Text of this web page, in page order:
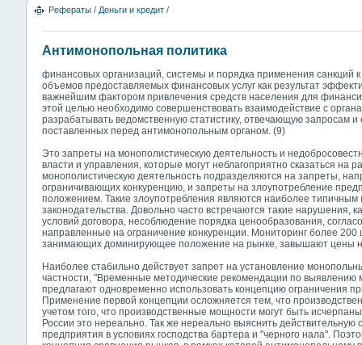
Рефераты / Деньги и кредит /
Антимонопольная политика
финансовых организаций, системы и порядка применения санкций
объемов предоставляемых финансовых услуг как результат
важнейшим фактором привлечения средств населения для
этой целью необходимо совершенствовать взаимодействие с
разрабатывать ведомственную статистику, отвечающую запросам
поставленных перед антимонопольным органом. (9)
Это запреты на монополистическую деятельность и
власти и управления, которые могут неблагоприятно сказаться на
монополистическую деятельность подразделяются на запреты,
ограничивающих конкуренцию, и запреты на злоупотребление
положением. Такие злоупотребления являются наиболее
законодательства. Довольно часто встречаются такие нарушения,
условий договора, несоблюдение порядка ценообразования,
направленные на ограничение конкуренции. Мониторинг более
занимающих доминирующее положение на рынке, завышают цены
Наиболее стабильно действует запрет на установление
частности, "Временные методические рекомендации по выявлению
предлагают одновременно использовать концепцию ограничения
Применение первой концепции осложняется тем, что
учетом того, что производственные мощности могут быть
России это нереально. Так же нереально выяснить
предприятия в условиях господства бартера и "черного нала".